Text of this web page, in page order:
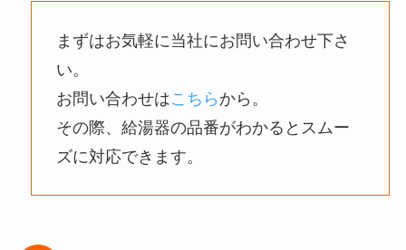
まずはお気軽に当社にお問い合わせ下さ
い。
お問い合わせはこちら から。
その際、給湯器の品番がわかるとスムー
ズに対応できます。